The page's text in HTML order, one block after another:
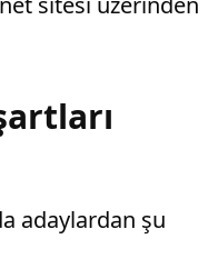
adaylardan şu